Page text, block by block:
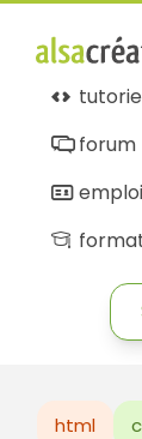
forum
emploi
html